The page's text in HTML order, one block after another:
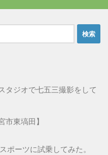
タジオで七五三撮影をして
東塙田】
ポーツに試乗してみた。